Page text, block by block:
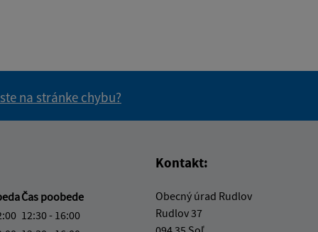
na stránke chybu?
Čas poobede
12:30 - 16:00
Kontakt:
Obecný úrad Rudlov
Rudlov 37